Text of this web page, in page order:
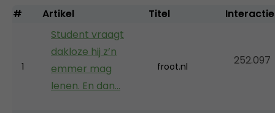
# Artikel Titel
1
Student vraagt
dakloze hij z’n
emmer mag
lenen. En dan…
froot.nl 252.097